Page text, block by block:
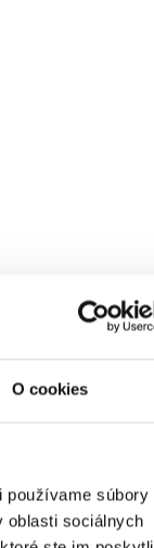
O cookies
používame súbory
oblasti sociálnych